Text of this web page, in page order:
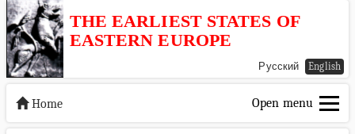
THE EARLIEST STATES OF
EASTERN EUROPE
Русский English
Home Open menu